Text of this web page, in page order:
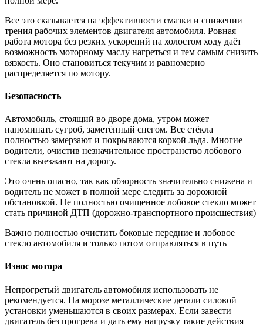
Все это сказывается на эффективности смазки и снижении
трения рабочих элементов двигателя автомобиля. Ровная
работа мотора без резких ускорений на холостом ходу даёт
возможность моторному маслу нагреться и тем самым снизить
вязкость. Оно становиться текучим и равномерно
распределяется по мотору.
Безопасность
Автомобиль, стоящий во дворе дома, утром может
напоминать сугроб, заметённый снегом. Все стёкла
полностью замерзают и покрываются коркой льда. Многие
водители, очистив незначительное пространство лобового
стекла выезжают на дорогу.
Это очень опасно, так как обзорность значительно снижена и
водитель не может в полной мере следить за дорожной
обстановкой. Не полностью очищенное лобовое стекло может
стать причиной ДТП (дорожно-транспортного происшествия)
Важно полностью очистить боковые передние и лобовое
стекло автомобиля и только потом отправляться в путь
Износ мотора
Непрогретый двигатель автомобиля использовать не
рекомендуется. На морозе металлические детали силовой
установки уменьшаются в своих размерах. Если завести
двигатель без прогрева и дать ему нагрузку такие действия